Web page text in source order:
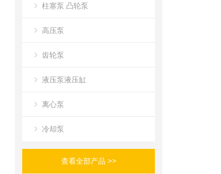
柱塞泵 凸轮泵
高压泵
齿轮泵
液压泵液压缸
离心泵
冷却泵
查看全部产品 >>